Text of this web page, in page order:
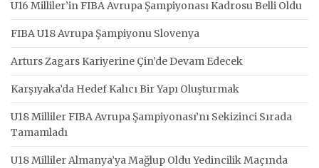
U16 Milliler’in FIBA Avrupa Şampiyonası Kadrosu Belli Oldu
FIBA U18 Avrupa Şampiyonu Slovenya
Arturs Zagars Kariyerine Çin’de Devam Edecek
Karşıyaka’da Hedef Kalıcı Bir Yapı Oluşturmak
U18 Milliler FIBA Avrupa Şampiyonası’nı Sekizinci Sırada
Tamamladı
U18 Milliler Almanya’ya Mağlup Oldu Yedincilik Maçında